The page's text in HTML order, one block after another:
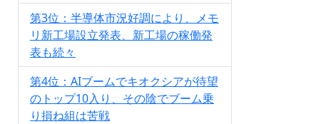
第3位：半導体市況好調により、メモ
リ新工場設立発表、新工場の稼働発
表も続々
第4位：AIブームでキオクシアが待望
のトップ10入り、その陰でブーム乗
り損ね組は苦戦